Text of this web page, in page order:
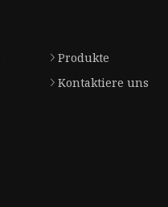
Produkte
Kontaktiere uns